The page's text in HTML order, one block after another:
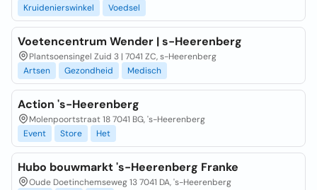
Kruidenierswinkel
Voedsel
Voetencentrum Wender | s-Heerenberg
Plantsoensingel Zuid 3 | 7041 ZC, s-Heerenberg
Artsen
Gezondheid Medisch
Action 's-Heerenberg
Molenpoortstraat 18 7041 BG, 's-Heerenberg
Event
Store Het
Hubo bouwmarkt 's-Heerenberg Franke
Oude Doetinchemseweg 13 7041 DA, 's-Heerenberg